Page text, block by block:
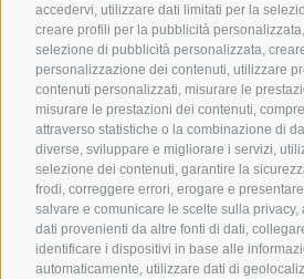
accedervi, utilizzare dati limitati per la
creare profili per la pubblicità
selezione di pubblicità personalizzata,
personalizzazione dei contenuti, utilizzare
contenuti personalizzati, misurare le
misurare le prestazioni dei contenuti,
attraverso statistiche o la combinazione di
diverse, sviluppare e migliorare i servizi,
selezione dei contenuti, garantire la
frodi, correggere errori, erogare e
salvare e comunicare le scelte sulla
dati provenienti da altre fonti di dati,
identificare i dispositivi in base alle
automaticamente, utilizzare dati di
Consorzio della
Via S. Stefano, 56
C.F. 91313990375 |
Contatti
DISCOVER BONIFICA RENANA
Home
Leggi
Guarda
Press
OUR SERVICES
Servizi